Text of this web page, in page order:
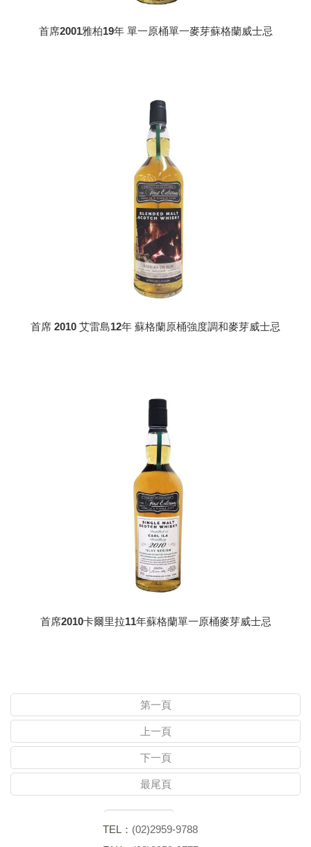
首席2001雅柏19年 單一原桶單一麥芽蘇格蘭威士忌
首席 2010 艾雷島12年 蘇格蘭原桶強度調和麥芽威士忌
首席2010卡爾里拉11年蘇格蘭單一原桶麥芽威士忌
第一頁
上一頁
下一頁
最尾頁
TEL： (02)2959-9788